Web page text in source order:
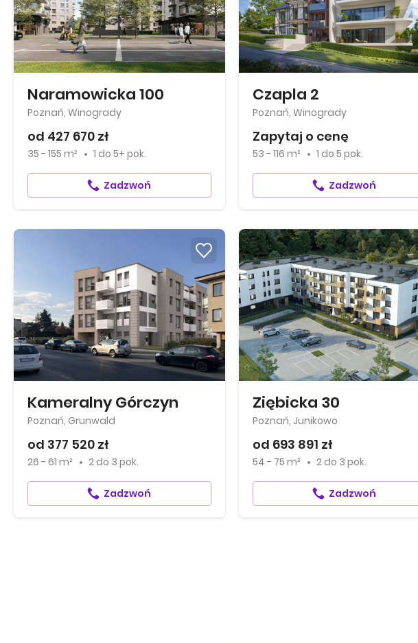
Naramowicka 100
Poznań, Winogrady
od 427 670 zł
35 - 155 m² 1 do 5+ pok.
Zadzwoń
Czapla 2
Poznań, Winogrady
Zapytaj o cenę
53 - 116 m² 1 do 5 pok.
Zadzwoń
Kameralny Górczyn
Poznań, Grunwald
od 377 520 zł
26 - 61 m² 2 do 3 pok.
Zadzwoń
Ziębicka 30
Poznań, Junikowo
od 693 891 zł
54 - 75 m² 2do 3 pok.
Zadzwoń